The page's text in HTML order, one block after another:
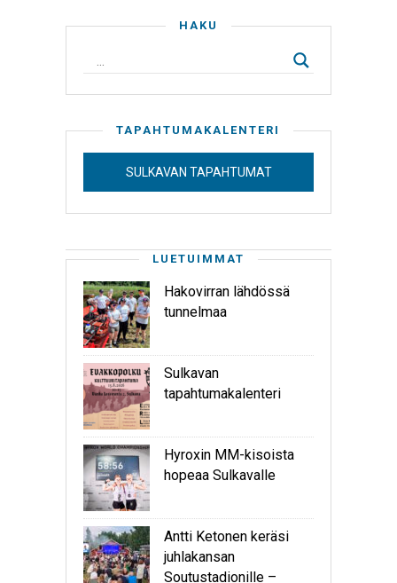
HAKU
TAPAHTUMAKALENTERI
SULKAVAN TAPAHTUMAT
LUETUIMMAT
Hakovirran lähdössä
tunnelmaa
Sulkavan
tapahtumakalenteri
Hyroxin MM-kisoista
hopeaa Sulkavalle
Antti Ketonen keräsi
juhlakansan
Soutustadionille –